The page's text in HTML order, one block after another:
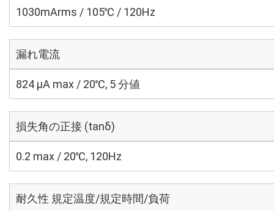
1030mArms / 105℃ / 120Hz
漏れ電流
824 μA max / 20℃, 5 分値
損失角の正接 (tanδ)
0.2 max / 20℃, 120Hz
耐久性 規定温度/規定時間/負荷